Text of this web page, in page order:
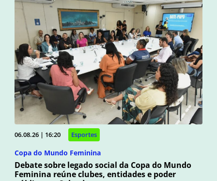
06.08.26 | 16:20 Esportes
Copa do Mundo Feminina
Debate sobre legado social da Copa do Mundo
Feminina reúne clubes, entidades e poder